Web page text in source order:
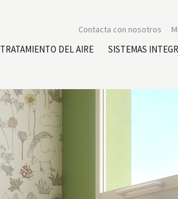
Contacta con nosotros
TRATAMIENTO DEL AIRE SISTEMAS